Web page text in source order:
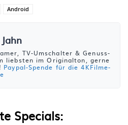
Android
TV-Umschalter & Genuss-
liebsten im Originalton, gerne
Paypal-Spende für die 4KFilme-
Specials: